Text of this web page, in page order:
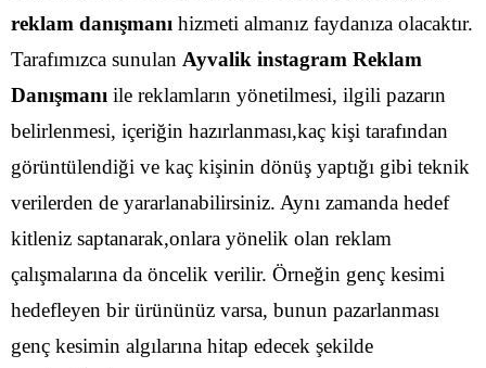
reklam danışmanı hizmeti almanız faydanıza olacaktır.
Tarafımızca sunulan Ayvalik instagram Reklam
Danışmanı ile reklamların yönetilmesi, ilgili pazarın
belirlenmesi, içeriğin hazırlanması,kaç kişi tarafından
görüntülendiği ve kaç kişinin dönüş yaptığı gibi teknik
verilerden de yararlanabilirsiniz. Aynı zamanda hedef
kitleniz saptanarak,onlara yönelik olan reklam
çalışmalarına da öncelik verilir. Örneğin genç kesimi
hedefleyen bir ürününüz varsa, bunun pazarlanması
genç kesimin algılarına hitap edecek şekilde